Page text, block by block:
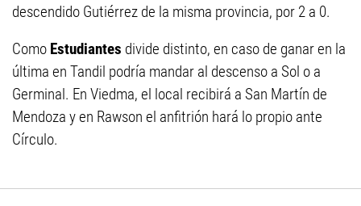
descendido Gutiérrez de la misma provincia, por 2 a 0.
Como Estudiantes divide distinto, en caso de ganar en la
última en Tandil podría mandar al descenso a Sol o a
Germinal. En Viedma, el local recibirá a San Martín de
Mendoza y en Rawson el anfitrión hará lo propio ante
Círculo.